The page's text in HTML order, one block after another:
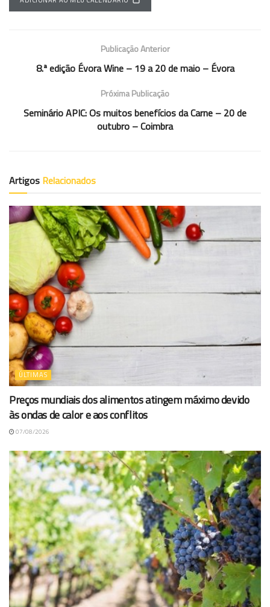
Publicação Anterior
8.ª edição Évora Wine – 19 a 20 de maio – Évora
Próxima Publicação
Seminário APIC: Os muitos benefícios da Carne – 20 de
outubro – Coimbra
Artigos Relacionados
ÚLTIMAS
Preços mundiais dos alimentos atingem máximo devido
às ondas de calor e aos conflitos
07/08/2026